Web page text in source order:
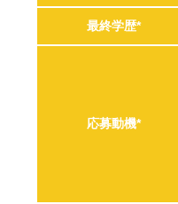
最終学歴*
応募動機*